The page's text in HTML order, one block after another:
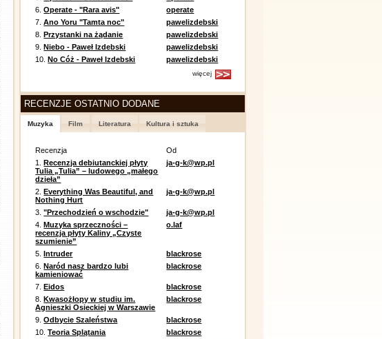
6.Operate - "Rara avis"
operate
7.Ano Yoru "Tamta noc"
pawelizdebski
8.Przystanki na żądanie
pawelizdebski
9.Niebo - Paweł Izdebski
pawelizdebski
10.No Cóż - Paweł Izdebski pawelizdebski
więcej
RECENZJE OSTATNIO DODANE
Muzyka Film Literatura Kultura i sztuka
Recenzja
Od
1.Recenzja debiutanckiej płyty
Tulia „Tulia” – ludowego „małego
dzieła”
ja-g-k@wp.pl
2.Everything Was Beautiful, and
Nothing Hurt
ja-g-k@wp.pl
3."Przechodzień o wschodzie"
ja-g-k@wp.pl
4.Muzyka sprzeczności –
recenzja płyty Kaliny „Czyste
szumienie”
o.laf
5.Intruder
blackrose
6.Naród nasz bardzo lubi
kamieniować
blackrose
7.Eidos
blackrose
8.Kwasożłopy w studiu im.
Agnieszki Osieckiej w Warszawie
blackrose
9.Odbycie Szaleństwa
blackrose
10.Teoria Splątania blackrose